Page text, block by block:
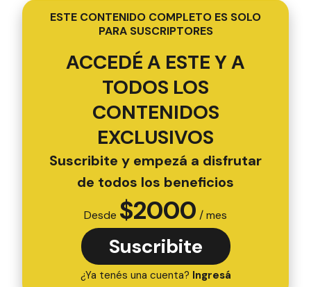
ESTE CONTENIDO COMPLETO ES SOLO
PARA SUSCRIPTORES
ACCEDÉ A ESTE Y A
TODOS LOS
CONTENIDOS
EXCLUSIVOS
Suscribite y empezá a disfrutar
de todos los beneficios
Desde $2000 / mes
Suscribite
¿Ya tenés una cuenta? Ingresá